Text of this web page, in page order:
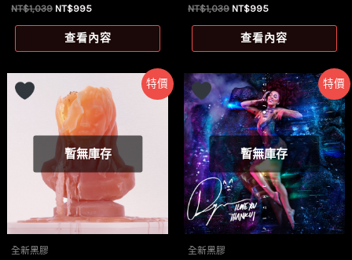
NT$1,039 原
價
格：
NT$995目
價
格：
查看內容
NT$1,039 原
價
格：
NT$995目
價
格：
查看內容
特價
暫無庫存
全新黑膠
特價
暫無庫存
全新黑膠